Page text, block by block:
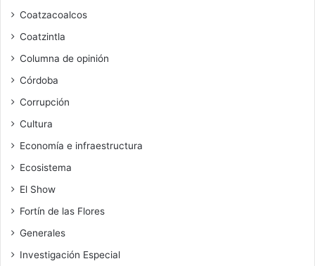
Coatzacoalcos
Coatzintla
Columna de opinión
Córdoba
Corrupción
Cultura
Economía e infraestructura
Ecosistema
El Show
Fortín de las Flores
Generales
Investigación Especial